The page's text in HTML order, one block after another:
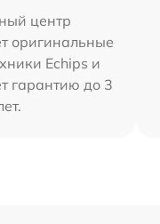
центр
оригинальные
Echips и
гарантию до 3